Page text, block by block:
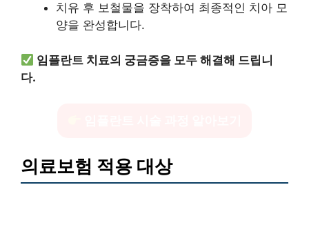
치유 후 보철물을 장착하여 최종적인 치아 모
양을 완성합니다.
임플란트 치료의 궁금증을 모두 해결해 드립니
다.
의료보험 적용 대상